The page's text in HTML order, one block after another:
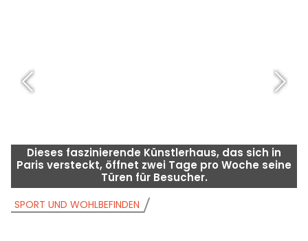
Dieses faszinierende Künstlerhaus, das sich in
Paris versteckt, öffnet zwei Tage pro Woche seine
Türen für Besucher.
SPORT UND WOHLBEFINDEN